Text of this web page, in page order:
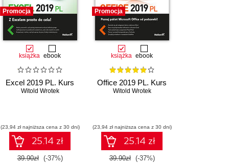
Promocja
książka ebook
Excel 2019 PL. Kurs
Witold Wrotek
(23,94 zł najniższa cena z 30 dni)
25.14 zł
39.90zł (-37%)
Promocja
książka ebook
Office 2019 PL. Kurs
Witold Wrotek
(23,94 zł najniższa cena z 30 dni)
25.14 zł
39.90zł (-37%)